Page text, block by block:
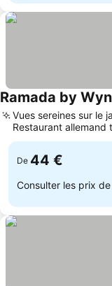
Ramada by
Vues sereines sur le
Restaurant allemand
terrasse
De 44 €
Consulter les prix de